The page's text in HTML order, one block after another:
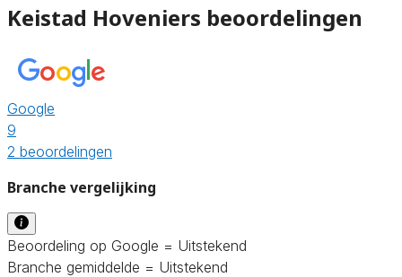
Keistad Hoveniers beoordelingen
Google
9
2 beoordelingen
Branche vergelijking
Beoordeling op Google = Uitstekend
Branche gemiddelde = Uitstekend